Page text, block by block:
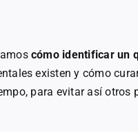
cómo identificar un
existen y cómo
para evitar así